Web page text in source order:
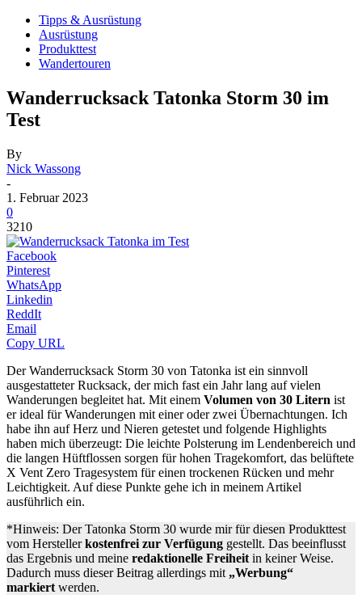
Tipps & Ausrüstung
Ausrüstung
Produkttest
Wandertouren
Wanderrucksack Tatonka Storm 30 im
Test
By
Nick Wassong
-
1. Februar 2023
0
3210
Facebook
Pinterest
WhatsApp
Linkedin
ReddIt
Email
Copy URL
Der Wanderrucksack Storm 30 von Tatonka ist ein sinnvoll
ausgestatteter Rucksack, der mich fast ein Jahr lang auf vielen
Wanderungen begleitet hat. Mit einem Volumen von 30 Litern ist
er ideal für Wanderungen mit einer oder zwei Übernachtungen. Ich
habe ihn auf Herz und Nieren getestet und folgende Highlights
haben mich überzeugt: Die leichte Polsterung im Lendenbereich und
die langen Hüftflossen sorgen für hohen Tragekomfort, das belüftete
X Vent Zero Tragesystem für einen trockenen Rücken und mehr
Leichtigkeit. Auf diese Punkte gehe ich in meinem Artikel
ausführlich ein.
*Hinweis: Der Tatonka Storm 30 wurde mir für diesen Produkttest
vom Herstellerkostenfrei zur Verfügung gestellt. Das beeinflusst
das Ergebnis und meine redaktionelle Freiheit in keiner Weise.
Dadurch muss dieser Beitrag allerdings mit „Werbung“
markiert werden.